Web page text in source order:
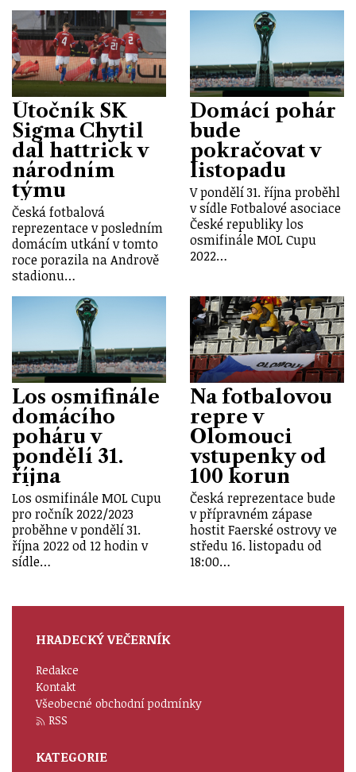
Útočník SK
Sigma Chytil
dal hattrick v
národním
týmu
Česká fotbalová
reprezentace v posledním
domácím utkání v tomto
roce porazila na Andrově
stadionu…
Domácí pohár
bude
pokračovat v
listopadu
V pondělí 31. října proběhl
v sídle Fotbalové asociace
České republiky los
osmifinále MOL Cupu
2022…
Los osmifinále
domácího
poháru v
pondělí 31.
října
Los osmifinále MOL Cupu
pro ročník 2022/2023
proběhne v pondělí 31.
října 2022 od 12 hodin v
sídle…
Na fotbalovou
repre v
Olomouci
vstupenky od
100 korun
Česká reprezentace bude
v přípravném zápase
hostit Faerské ostrovy ve
středu 16. listopadu od
18:00…
HRADECKÝ VEČERNÍK
Redakce
Kontakt
Všeobecné obchodní podmínky
RSS
KATEGORIE